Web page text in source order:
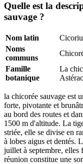
Quelle est la
sauvage ?
Nom latin
Noms
communs
Famille
botanique
La
la chicorée sauvage est
forte, pivotante et
au bord des routes et
1500 m d'altitude. La
striée, elle se divise en
à lobes aigus et dentés.
juillet à septembre, elles
réunion constitue une